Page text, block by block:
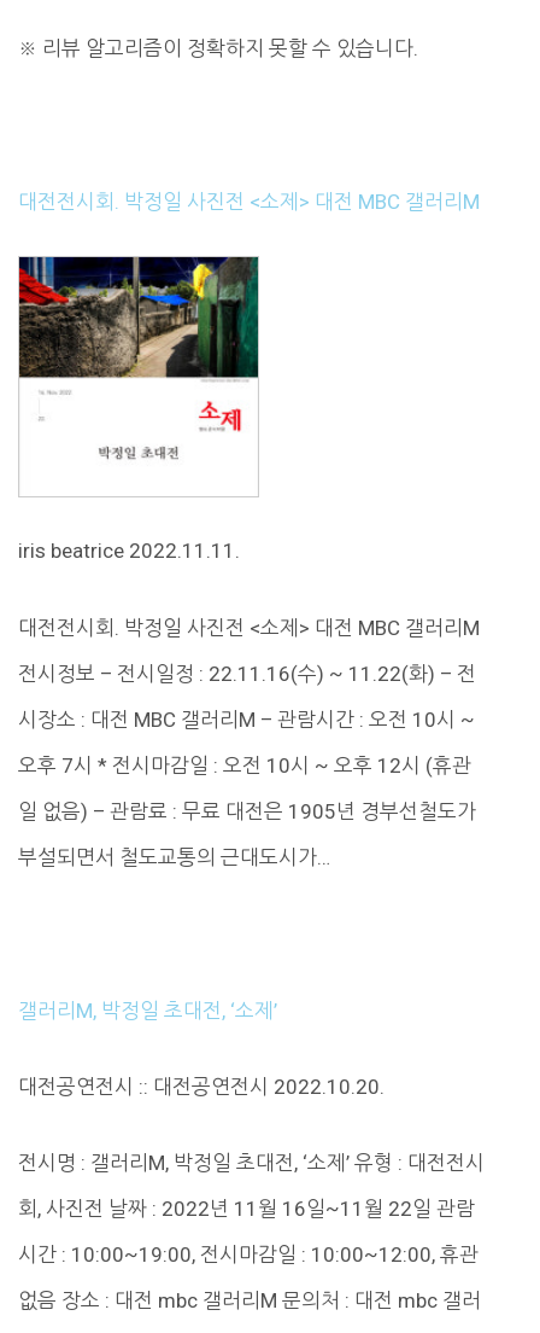
※ 리뷰 알고리즘이 정확하지 못할 수 있습니다.
대전전시회. 박정일 사진전 <소제> 대전 MBC 갤러리M
iris beatrice 2022.11.11.
대전전시회. 박정일 사진전 <소제> 대전 MBC 갤러리M
전시정보 – 전시일정 : 22.11.16(수) ~ 11.22(화) – 전
시장소 : 대전 MBC 갤러리M – 관람시간 : 오전 10시 ~
오후 7시 * 전시마감일 : 오전 10시 ~ 오후 12시 (휴관
일 없음) – 관람료 : 무료 대전은 1905년 경부선철도가
부설되면서 철도교통의 근대도시가…
갤러리M, 박정일 초대전, ‘소제’
대전공연전시 :: 대전공연전시 2022.10.20.
전시명 : 갤러리M, 박정일 초대전, ‘소제’ 유형 : 대전전시
회, 사진전 날짜 : 2022년 11월 16일~11월 22일 관람
시간 : 10:00~19:00, 전시마감일 : 10:00~12:00, 휴관
없음 장소 : 대전 mbc 갤러리M 문의처 : 대전 mbc 갤러